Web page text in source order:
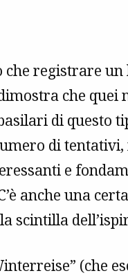
registrare un
che quei
di questo
di
e
anche una
scintilla
(che